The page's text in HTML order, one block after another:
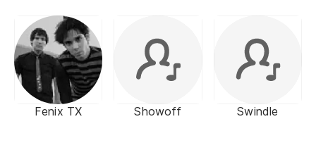
Fenix TX Showoff Swindle